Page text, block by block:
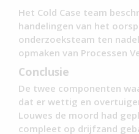
Het Cold Case team
handelingen van het
onderzoeksteam ten
opmaken van Processen
Conclusie
De twee componenten
dat er wettig en
Louwes de moord had
compleet op drijfzand